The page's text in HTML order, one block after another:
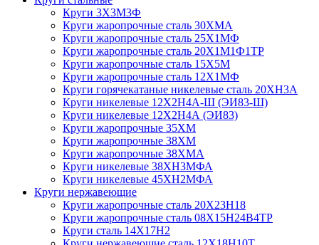
Круги 3Х3М3Ф
Круги жаропрочные сталь 30ХМА
Круги жаропрочные сталь 25Х1МФ
Круги жаропрочные сталь 20Х1М1Ф1ТР
Круги жаропрочные сталь 15Х5М
Круги жаропрочные сталь 12Х1МФ
Круги горячекатаные никелевые сталь 20ХН3А
Круги никелевые 12Х2Н4А-Ш (ЭИ83-Ш)
Круги никелевые 12Х2Н4А (ЭИ83)
Круги жаропрочные 35ХМ
Круги жаропрочные 38ХМ
Круги жаропрочные 38ХМА
Круги никелевые 38XH3MФА
Круги никелевые 45ХН2МФА
Круги нержавеющие
Круги жаропрочные сталь 20Х23Н18
Круги жаропрочные сталь 08Х15Н24В4ТР
Круги сталь 14Х17Н2